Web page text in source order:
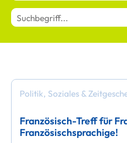
Politik, Soziales &
Französisch-Treff für
Französischsprachige!